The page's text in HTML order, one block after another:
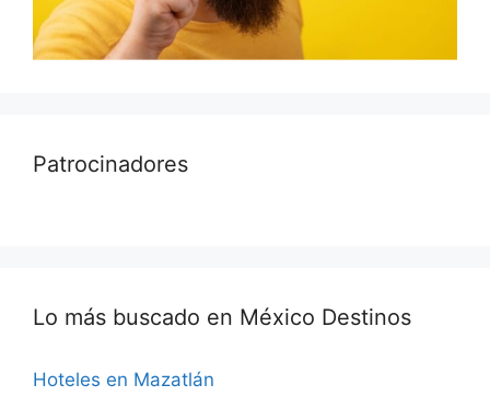
Patrocinadores
Lo más buscado en México Destinos
Hoteles en Mazatlán